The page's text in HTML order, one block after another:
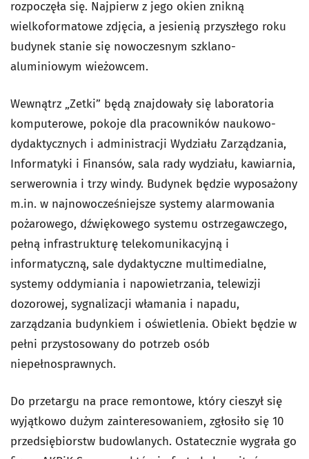
rozpoczęła się. Najpierw z jego okien znikną
wielkoformatowe zdjęcia, a jesienią przyszłego roku
budynek stanie się nowoczesnym szklano-
aluminiowym wieżowcem.
Wewnątrz „Zetki” będą znajdowały się laboratoria
komputerowe, pokoje dla pracowników naukowo-
dydaktycznych i administracji Wydziału Zarządzania,
Informatyki i Finansów, sala rady wydziału, kawiarnia,
serwerownia i trzy windy. Budynek będzie wyposażony
m.in. w najnowocześniejsze systemy alarmowania
pożarowego, dźwiękowego systemu ostrzegawczego,
pełną infrastrukturę telekomunikacyjną i
informatyczną, sale dydaktyczne multimedialne,
systemy oddymiania i napowietrzania, telewizji
dozorowej, sygnalizacji włamania i napadu,
zarządzania budynkiem i oświetlenia. Obiekt będzie w
pełni przystosowany do potrzeb osób
niepełnosprawnych.
Do przetargu na prace remontowe, który cieszył się
wyjątkowo dużym zainteresowaniem, zgłosiło się 10
przedsiębiorstw budowlanych. Ostatecznie wygrała go